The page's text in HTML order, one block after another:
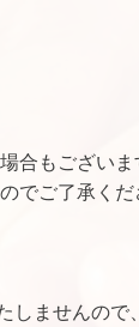
合もございま
でご了承く
ませんので